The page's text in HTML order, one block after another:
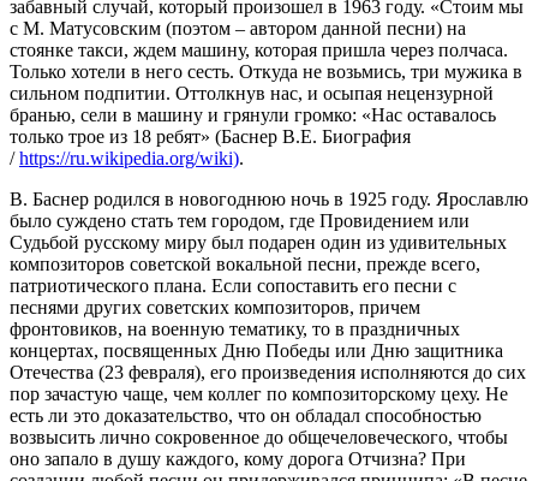
забавный случай, который произошел в 1963 году. «Стоим мы
с М. Матусовским (поэтом – автором данной песни) на
стоянке такси, ждем машину, которая пришла через полчаса.
Только хотели в него сесть. Откуда не возьмись, три мужика в
сильном подпитии. Оттолкнув нас, и осыпая нецензурной
бранью, сели в машину и грянули громко: «Нас оставалось
только трое из 18 ребят» (Баснер В.Е. Биография
/https://ru.wikipedia.org/wiki).
В. Баснер родился в новогоднюю ночь в 1925 году. Ярославлю
было суждено стать тем городом, где Провидением или
Судьбой русскому миру был подарен один из удивительных
композиторов советской вокальной песни, прежде всего,
патриотического плана. Если сопоставить его песни с
песнями других советских композиторов, причем
фронтовиков, на военную тематику, то в праздничных
концертах, посвященных Дню Победы или Дню защитника
Отечества (23 февраля), его произведения исполняются до сих
пор зачастую чаще, чем коллег по композиторскому цеху. Не
есть ли это доказательство, что он обладал способностью
возвысить лично сокровенное до общечеловеческого, чтобы
оно запало в душу каждого, кому дорога Отчизна? При